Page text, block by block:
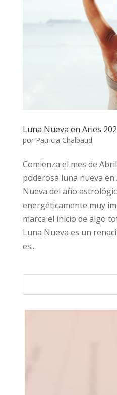
Luna Nueva en Aries
por Patricia Chalbaud
Comienza el mes de
poderosa luna nueva
Nueva del año
energéticamente muy
marca el inicio de algo
Luna Nueva es un
es...